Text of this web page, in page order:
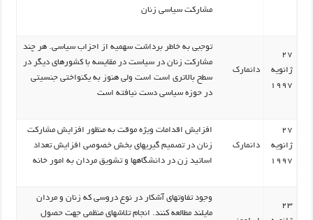
مشارکت سیاسی زنان
27
ژانویه
1997
دانمارک
توجبی به خاطر برداشت سهمیه از احزاب سیاسی. هر چند
مشارکت زنان در سیاست در مقایسه با کشورهای دیگر در
سطح بالاتری است است ولی هنوز به یکنواختی جنسیتی
در حوزه سیاسی دست نیافته است
27
ژانویه
1997
دانمارک
افزایش اقدامات ویژه موقت به منظور افزایش مشارکت
زنان در تصمیم گیریهای بخش خصوصی افزایش تعداد
اساتید زن در دانشگاهها و تشویق مردان به امور خانه
23
وجود تفاوتهای آشکار در نوع دروسی که زنان و مردان
مایلند مطالعه کنند. انجام تلاشهای منظمی جهت حصول